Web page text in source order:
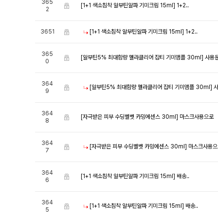
365
2
[1+1 색소침착 알부틴알파 기미크림 15ml] 1+2..
3651 [1+1 색소침착 알부틴알파 기미크림 15ml] 1+2..
365
0
[알부틴5% 최대함량 멜라클리어 잡티 기미앰플 30ml] 사용
364
9
[알부틴5% 최대함량 멜라클리어 잡티 기미앰플 30ml]
364
8
[자극받은 피부 수딩벨벳 카밍에센스 30ml] 마스크사용으로
364
7
[자극받은 피부 수딩벨벳 카밍에센스 30ml] 마스크사용
364
6
[1+1 색소침착 알부틴알파 기미크림 15ml] 배송..
364
5
[1+1 색소침착 알부틴알파 기미크림 15ml] 배송..